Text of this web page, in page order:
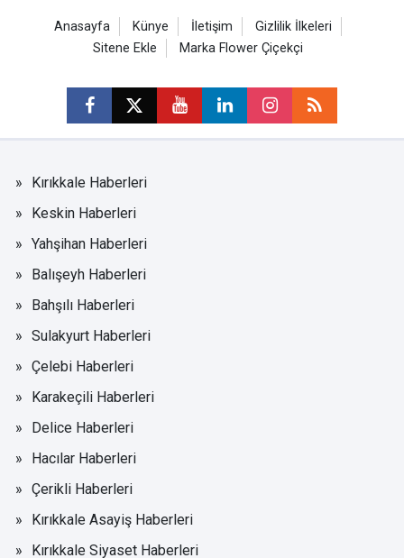
Anasayfa Künye İletişim
Gizlilik İlkeleri
Sitene Ekle
Marka Flower Çiçekçi
Kırıkkale Haberleri
Keskin Haberleri
Yahşihan Haberleri
Balışeyh Haberleri
Bahşılı Haberleri
Sulakyurt Haberleri
Çelebi Haberleri
Karakeçili Haberleri
Delice Haberleri
Hacılar Haberleri
Çerikli Haberleri
Kırıkkale Asayiş Haberleri
Kırıkkale Siyaset Haberleri